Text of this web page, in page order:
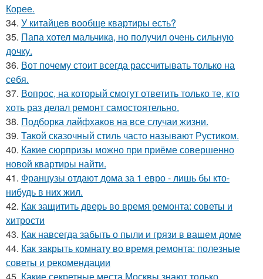
Корее.
34. У китайцев вообще квартиры есть?
35. Папа хотел мальчика, но получил очень сильную
дочку.
36. Вот почему стоит всегда рассчитывать только на
себя.
37. Вопрос, на который смогут ответить только те, кто
хоть раз делал ремонт самостоятельно.
38. Подборка лайфхаков на все случаи жизни.
39. Такой сказочный стиль часто называют Рустиком.
40. Какие сюрпризы можно при приёме совершенно
новой квартиры найти.
41. Французы отдают дома за 1 евро - лишь бы кто-
нибудь в них жил.
42. Как защитить дверь во время ремонта: советы и
хитрости
43. Как навсегда забыть о пыли и грязи в вашем доме
44. Как закрыть комнату во время ремонта: полезные
советы и рекомендации